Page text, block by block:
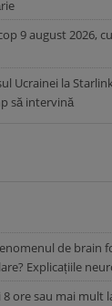
9 august 2026,
Ucrainei la
să intervină
de brain
Explicațiile
8 ore sau mai mult